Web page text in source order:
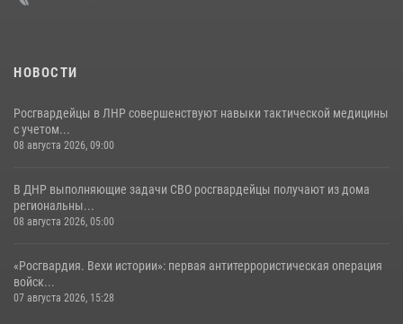
НОВОСТИ
Росгвардейцы в ЛНР совершенствуют навыки тактической медицины
с учетом...
08 августа 2026, 09:00
В ДНР выполняющие задачи СВО росгвардейцы получают из дома
региональны...
08 августа 2026, 05:00
«Росгвардия. Вехи истории»: первая антитеррористическая операция
войск...
07 августа 2026, 15:28